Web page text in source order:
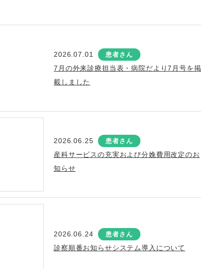
2026.07.01 患者さん
7月の外来診療担当表・病院だより7月号を掲
載しました
2026.06.25 患者さん
産科サービスの充実および分娩費用改定のお
知らせ
2026.06.24 患者さん
診察順番お知らせシステム導入について